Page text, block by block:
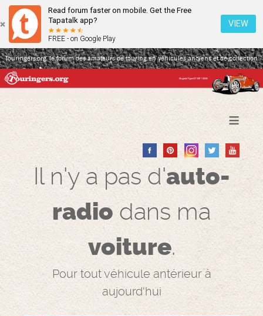
Read forum faster on mobile. Get the Free
Tapatalk app?
FREE - on Google Play
VIEW
Touringers.org, le forum des amateurs de touring en véhicules anciens et de collection
≡
Il n'y a pas d'auto-
radiodans ma
voiture.
Pour tout véhicule antérieur à
aujourd'hui